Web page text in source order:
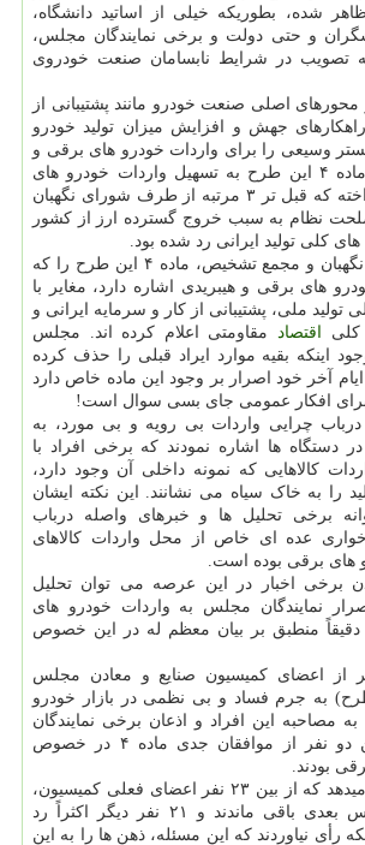
ظاهر شده، بطوریکه خیلی از اساتید دانشگاه،
و حتی دولت و برخی نمایندگان مجلس،
تصویب در شرایط نابسامان صنعت خودروی
اصلی صنعت خودرو مانند پشتیبانی از
راهکارهای جهش و افزایش میزان تولید خودرو
وسیعی را برای واردات خودرو های برقی و
هیبریدی ایجاد کرد. ماده ۴ این طرح به تسهیل واردات خودرو های
برقی و هیبریدی پرداخته که قبل تر ۳ مرتبه از طرف شورای نگهبان
نظام به سبب خروج گسترده ارز از کشور
کلی تولید ایرانی رد شده بود.
مطابق نظر شورای نگهبان و مجمع تشخیص، ماده ۴ این طرح را که
های برقی و هیبریدی اشاره دارد، مغایر با
تولید ملی، پشتیبانی از کار و سرمایه ایرانی و
اقتصاد
مقاومتی اعلام کرده اند. مجلس
اینکه بقیه موارد ایراد قبلی را حذف کرده
آخر خود اصرار بر وجود این ماده خاص دارد
برای افکار عمومی جای بسی سوال است!
چرایی واردات بی رویه و بی مورد، به
دستگاه ها اشاره نمودند که برخی افراد با
کالاهایی که نمونه داخلی آن وجود دارد،
را به خاک سیاه می نشانند. این نکته ایشان
برخی تحلیل ها و خبرهای واصله درباب
عده ای خاص از محل واردات کالاهای
برقی بوده است.
برخی اخبار در این عرصه می توان تحلیل
نمایندگان مجلس به واردات خودرو های
دقیقاً منطبق بر بیان معظم له در این خصوص
از اعضای کمیسیون صنایع و معادن مجلس
به جرم فساد و بی نظمی در بازار خودرو
مصاحبه این افراد و اذعان برخی نمایندگان
کمیسیون، اتفاقاً این دو نفر از موافقان جدی ماده ۴ در خصوص
بودند.
۲- بررسی ها نشان میدهد که از بین ۲۳ نفر اعضای فعلی کمیسیون،
تنها دو نفر در مجلس بعدی باقی ماندند و ۲۱ نفر دیگر اکثراً رد
رأی نیاوردند که این مسئله، ذهن ها را به این